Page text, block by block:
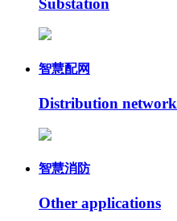
智慧配网
Distribution network
智慧消防
Other applications